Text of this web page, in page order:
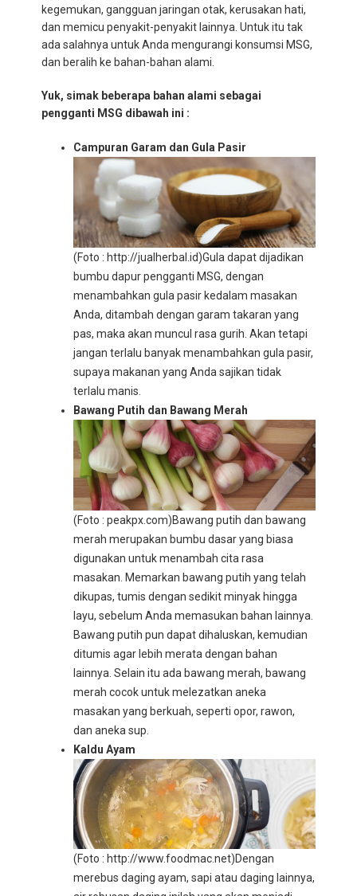
kegemukan, gangguan jaringan otak, kerusakan hati,
dan memicu penyakit-penyakit lainnya. Untuk itu tak
ada salahnya untuk Anda mengurangi konsumsi MSG,
dan beralih ke bahan-bahan alami.
Yuk, simak beberapa bahan alami sebagai
pengganti MSG dibawah ini :
Campuran Garam dan Gula Pasir
(Foto : http://jualherbal.id)Gula dapat dijadikan
bumbu dapur pengganti MSG, dengan
menambahkan gula pasir kedalam masakan
Anda, ditambah dengan garam takaran yang
pas, maka akan muncul rasa gurih. Akan tetapi
jangan terlalu banyak menambahkan gula pasir,
supaya makanan yang Anda sajikan tidak
terlalu manis.
Bawang Putih dan Bawang Merah
(Foto : peakpx.com)Bawang putih dan bawang
merah merupakan bumbu dasar yang biasa
digunakan untuk menambah cita rasa
masakan. Memarkan bawang putih yang telah
dikupas, tumis dengan sedikit minyak hingga
layu, sebelum Anda memasukan bahan lainnya.
Bawang putih pun dapat dihaluskan, kemudian
ditumis agar lebih merata dengan bahan
lainnya. Selain itu ada bawang merah, bawang
merah cocok untuk melezatkan aneka
masakan yang berkuah, seperti opor, rawon,
dan aneka sup.
Kaldu Ayam
(Foto : http://www.foodmac.net)Dengan
merebus daging ayam, sapi atau daging lainnya,